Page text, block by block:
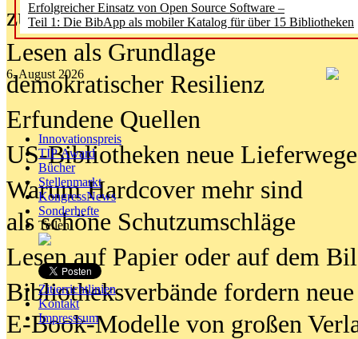
Erfolgreicher Einsatz von Open Source Software –
Teil 1: Die BibApp als mobiler Katalog für über 15 Bibliotheken
6. August 2026
Innovationspreis
TIP Award
Bücher
Stellenmarkt
KongressNews
Sonderhefte
Teilen
Zitierrichtlinien
Kontakt
Impresssum
zu kurz greift
Lesen als Grundlage
demokratischer Resilienz
Erfundene Quellen
US-Bibliotheken neue Lieferwege
Warum Hardcover mehr sind
als schöne Schutzumschläge
Lesen auf Papier oder auf dem
Bibliotheksverbände fordern neue
E-Book-Modelle von großen